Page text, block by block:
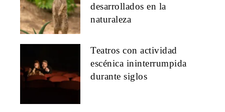
desarrollados en la
naturaleza
Teatros con actividad
escénica ininterrumpida
durante siglos